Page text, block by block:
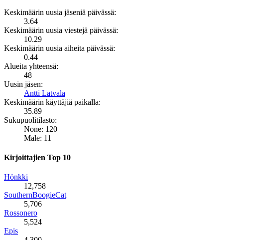
Keskimäärin uusia jäseniä päivässä:
3.64
Keskimäärin uusia viestejä päivässä:
10.29
Keskimäärin uusia aiheita päivässä:
0.44
Alueita yhteensä:
48
Uusin jäsen:
Antti Latvala
Keskimäärin käyttäjiä paikalla:
35.89
Sukupuolitilasto:
None: 120
Male: 11
Kirjoittajien Top 10
Hönkki
12,758
SouthernBoogieCat
5,706
Rossonero
5,524
Epis